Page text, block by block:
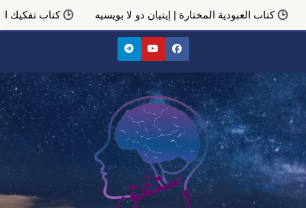
العبودية المختارة | إيتيان دو لا بويسيه كتاب تفكيك النبوة
content